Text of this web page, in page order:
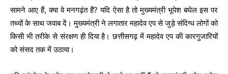
सामने आए हैं, क्या वे मनगढ़ंत हैं? यदि ऐसा है तो मुख्यमंत्री भूपेश बघेल इस पर
तथ्यों के साथ जवाब दें। मुख्यमंत्री ने लगातार महादेव एप से जुड़े संदिग्ध लोगों को
किसी भी तरीके से संरक्षण ही दिया है। छत्तीसगढ़ में महादेव एप की कारगुजारियों
को संसद तक में उठाया।